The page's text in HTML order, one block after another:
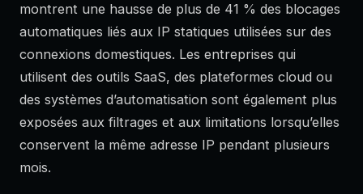
montrent une hausse de plus de 41 % des blocages
automatiques liés aux IP statiques utilisées sur des
connexions domestiques. Les entreprises qui
utilisent des outils SaaS, des plateformes cloud ou
des systèmes d’automatisation sont également plus
exposées aux filtrages et aux limitations lorsqu’elles
conservent la même adresse IP pendant plusieurs
mois.